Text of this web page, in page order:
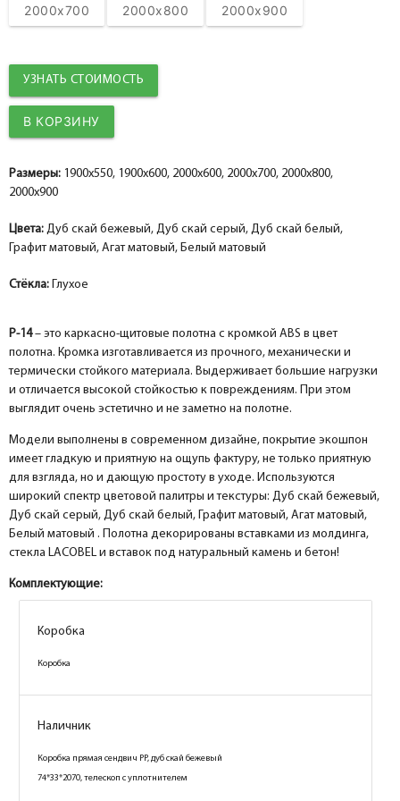
Коробка прямая сендвич PP, дуб скай белый 74*33*2070, телескоп с уплотнителем
Притворная планка
Добор 100 мм.
-
0
Наличник прямой PP, дуб скай белый 80*10*2150, телескоп (внутренний)
-
0 + шт.
Притворная планка МДФ PP, дуб скай белый 30*8*2070
-
0 + шт. Притворная планка
Коробка прямая сендвич PP, дуб скай серый 74*33*2070, телескоп с уплотнителем
Притворная планка
Добор 100 мм.
-
0
Наличник прямой PP, дуб скай серый 80*10*2150, телескоп (внутренний)
-
0 + шт.
Притворная планка МДФ PP, дуб скай серый 30*8*2070
-
0 + шт. Притворная планка
2000x700 2000x800 2000x900
УЗНАТЬ СТОИМОСТЬ
Размеры: 1900x550, 1900x600, 2000x600, 2000x700, 2000x800,
2000x900
Цвета: Дуб скай бежевый, Дуб скай серый, Дуб скай белый,
Графит матовый, Агат матовый, Белый матовый
Стёкла: Глухое
P-14– это каркасно-щитовые полотна с кромкой ABS в цвет
полотна. Кромка изготавливается из прочного, механически и
термически стойкого материала. Выдерживает большие нагрузки
и отличается высокой стойкостью к повреждениям. При этом
выглядит очень эстетично и не заметно на полотне.
Модели выполнены в современном дизайне, покрытие экошпон
имеет гладкую и приятную на ощупь фактуру, не только приятную
для взгляда, но и дающую простоту в уходе. Используются
широкий спектр цветовой палитры и текстуры: Дуб скай бежевый,
Дуб скай серый, Дуб скай белый, Графит матовый, Агат матовый,
Белый матовый . Полотна декорированы вставками из молдинга,
стекла LACOBEL и вставок под натуральный камень и бетон!
Комплектующие:
Коробка
Коробка
Наличник
Коробка прямая МДФ PET белый матовый
74*33*2070, телескоп с уплотнителем
Коробка
Коробка
Наличник
Коробка прямая МДФ PET графит матовый
74*33*2070, телескоп с уплотнителем
Коробка
Коробка
Наличник
Коробка прямая сендвич PP, дуб скай бежевый
74*33*2070, телескоп с уплотнителем